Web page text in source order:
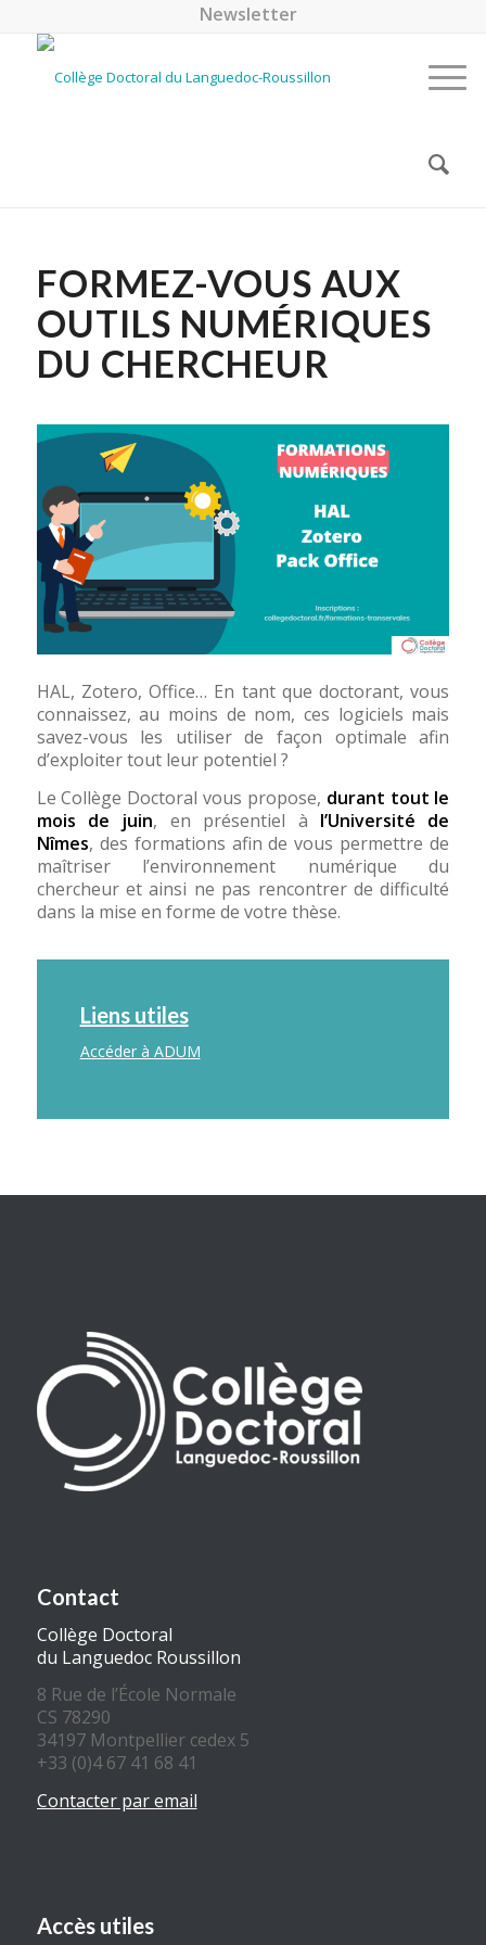
Newsletter
FORMEZ-VOUS AUX
OUTILS NUMÉRIQUES
DU CHERCHEUR
HAL, Zotero, Office… En tant que doctorant, vous
connaissez, au moins de nom, ces logiciels mais
savez-vous les utiliser de façon optimale afin
d’exploiter tout leur potentiel ?
Le Collège Doctoral vous propose, durant tout le
mois de juin, en présentiel à l’Université de
Nîmes, des formations afin de vous permettre de
maîtriser l’environnement numérique du
chercheur et ainsi ne pas rencontrer de difficulté
dans la mise en forme de votre thèse.
Liens utiles
Accéder à ADUM
Contact
Collège Doctoral
du Languedoc Roussillon
8 Rue de l’École Normale
CS 78290
34197 Montpellier cedex 5
+33 (0)4 67 41 68 41
Contacter par email
Accès utiles